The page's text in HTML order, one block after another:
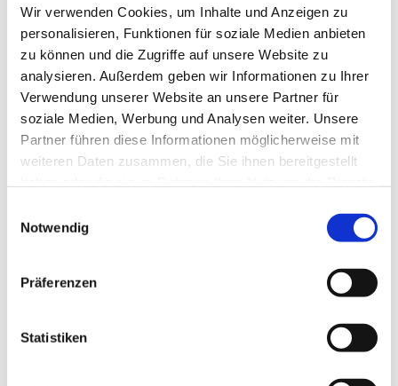
Wir verwenden Cookies, um Inhalte und Anzeigen zu
personalisieren, Funktionen für soziale Medien anbieten
zu können und die Zugriffe auf unsere Website zu
analysieren. Außerdem geben wir Informationen zu Ihrer
Verwendung unserer Website an unsere Partner für
soziale Medien, Werbung und Analysen weiter. Unsere
Partner führen diese Informationen möglicherweise mit
weiteren Daten zusammen, die Sie ihnen bereitgestellt
Notwendig
Präferenzen
Statistiken
NEWS
PRÜFING
BETRIEBSCHECK
PRÜFING
Freedomz | stock.adobe.com
Die Vertragsgestaltung stellt für Ingenieurbüros immer
wieder eine große Herausforderung dar. Ebenso schwierig
ist der Umgang mit nachträglich eintretenden
Projektänderungen oder Unstimmigkeiten.
Die Fachgruppe Ingenieurbüros Steiermark bietet daher
ihren aktiven Mitgliedern in Form eines Beratungsschecks
eine kostenlose Erstberatung in Kooperation mit der
KanzleiScherbaumSeebacher Rechtsanwälte GmbH
(Ansprechpartner:Mag. Lukas ANDRIEU LL.M, BSc.) zu
Vertragsgestaltung
Mehrkosten
Dokumentation
Nutzen Sie die Chance einer kostenlosen anwaltlichen
Bei Interesse nehmen Sie bitte zuerst Kontakt mit der